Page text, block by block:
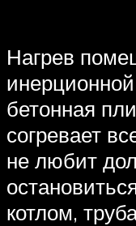
Нагрев
бетонная
согревает
не любит
котлом,